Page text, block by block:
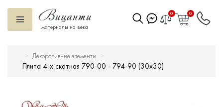
материалы на века
0 0
Искусственный камень
Декоративные элементы
Плита 4-х скатная 790-00 - 794-90 (30x30)